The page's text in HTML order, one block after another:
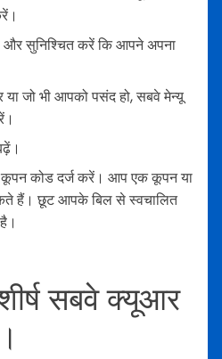
सुनिश्चित करें कि आपने अपना
जो भी आपको पसंद हो, सबवे मेन्यू
कूपन कोड दर्ज करें। आप एक कूपन या
हैं। छूट आपके बिल से स्वचालित
सबवे क्यूआर